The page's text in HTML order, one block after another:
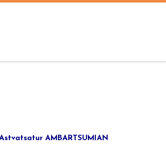
AMBARTSUMIAN